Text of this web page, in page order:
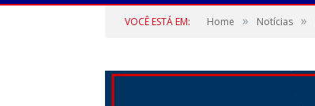
VOCÊ ESTÁ EM: Home » Notícias »